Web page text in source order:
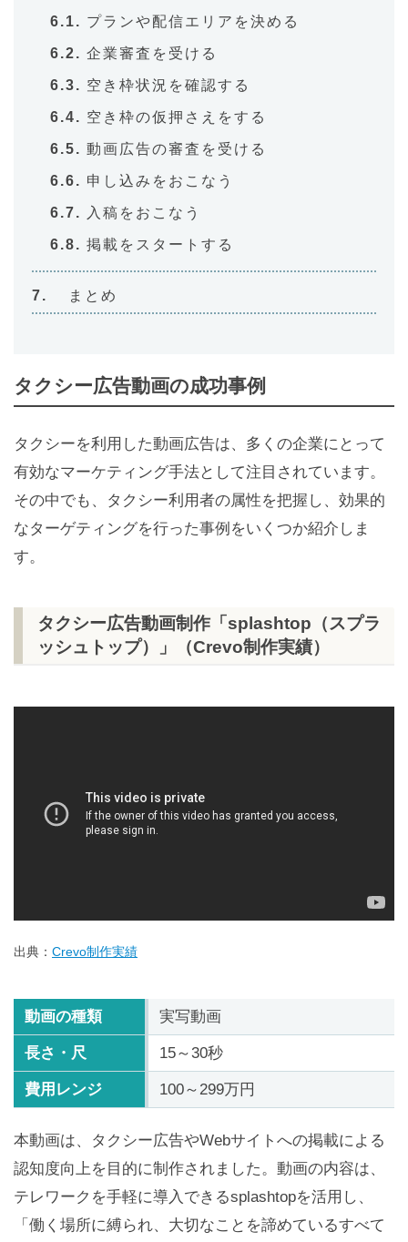
プランや配信エリアを決める
企業審査を受ける
空き枠状況を確認する
空き枠の仮押さえをする
動画広告の審査を受ける
申し込みをおこなう
入稿をおこなう
掲載をスタートする
まとめ
タクシー広告動画の成功事例
タクシーを利用した動画広告は、多くの企業にとって
有効なマーケティング手法として注目されています。
その中でも、タクシー利用者の属性を把握し、効果的
なターゲティングを行った事例をいくつか紹介しま
す。
タクシー広告動画制作「splashtop（スプラ
ッシュトップ）」（Crevo制作実績）
出典： Crevo制作実績
動画の種類 実写動画
長さ・尺 15～30秒
費用レンジ 100～299万円
本動画は、タクシー広告やWebサイトへの掲載による
認知度向上を目的に制作されました。動画の内容は、
テレワークを手軽に導入できるsplashtopを活用し、
「働く場所に縛られ、大切なことを諦めているすべて